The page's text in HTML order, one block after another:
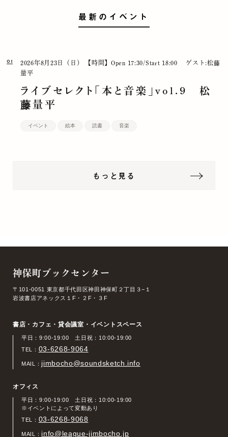
最新のイベント
01 2026年8月23日（日） 【時間】Open 17:30/Start 18:00
ゲスト:松藤
量平
ライブセレクト「本と音楽」vol.9 松
藤量平
イベント 絵本 読書 音楽
もっと見る
神保町ブックセンター
〒101-0051 東京都千代田区神田神保町２丁目３−１
岩波書店アネックス１F・２F・３F
書店・カフェ・貸会議室・イベントスペース
平日：9:00-19:00 土日祝：10:00-19:00
TEL： 03-6268-9064
MAIL： jimbocho@soundsketch.info
オフィス
平日：9:00-19:00 土日祝：10:00-19:00
※イベントによって変動あり
TEL： 03-6268-9068
MAIL： info@league-jimbocho.jp